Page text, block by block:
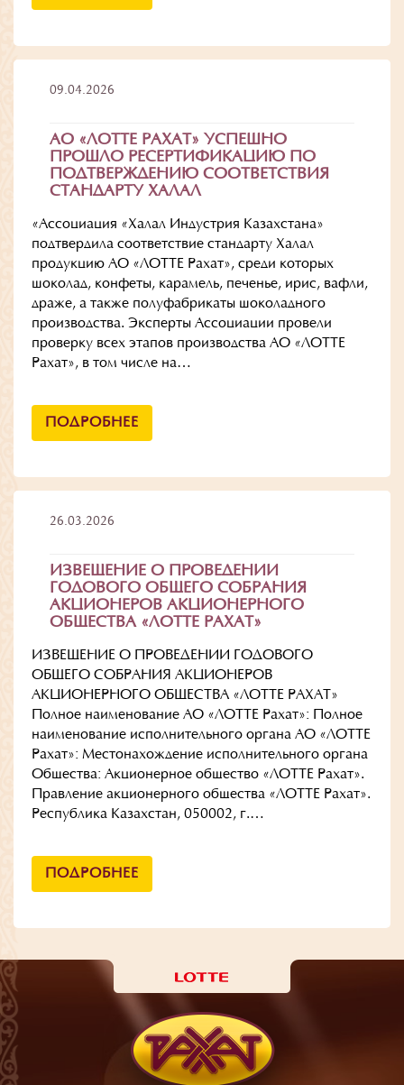
09.04.2026
АО «ЛОТТЕ РАХАТ» УСПЕШНО
ПРОШЛО РЕСЕРТИФИКАЦИЮ ПО
ПОДТВЕРЖДЕНИЮ СООТВЕТСТВИЯ
СТАНДАРТУ ХАЛАЛ
«Ассоциация «Халал Индустрия Казахстана»
подтвердила соответствие стандарту Халал
продукцию АО «ЛОТТЕ Рахат», среди которых
шоколад, конфеты, карамель, печенье, ирис, вафли,
драже, а также полуфабрикаты шоколадного
производства. Эксперты Ассоциации провели
проверку всех этапов производства АО «ЛОТТЕ
Рахат», в том числе на…
ПОДРОБНЕЕ
26.03.2026
ИЗВЕЩЕНИЕ О ПРОВЕДЕНИИ
ГОДОВОГО ОБЩЕГО СОБРАНИЯ
АКЦИОНЕРОВ АКЦИОНЕРНОГО
ОБЩЕСТВА «ЛОТТЕ РАХАТ»
ИЗВЕЩЕНИЕ О ПРОВЕДЕНИИ ГОДОВОГО
ОБЩЕГО СОБРАНИЯ АКЦИОНЕРОВ
АКЦИОНЕРНОГО ОБЩЕСТВА «ЛОТТЕ РАХАТ»
Полное наименование АО «ЛОТТЕ Рахат»: Полное
наименование исполнительного органа АО «ЛОТТЕ
Рахат»: Местонахождение исполнительного органа
Общества: Акционерное общество «ЛОТТЕ Рахат».
Правление акционерного общества «ЛОТТЕ Рахат».
Республика Казахстан, 050002, г.…
ПОДРОБНЕЕ